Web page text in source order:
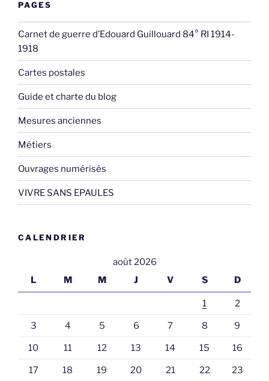
PAGES
Carnet de guerre d’Edouard Guillouard 84° RI 1914-
1918
Cartes postales
Guide et charte du blog
Mesures anciennes
Métiers
Ouvrages numérisés
VIVRE SANS EPAULES
CALENDRIER
août 2026
L
M M J V S D
1 2
3 4 5 6 7 8 9
10 11 12 13 14 15 16
17 18 19 20 21 22 23